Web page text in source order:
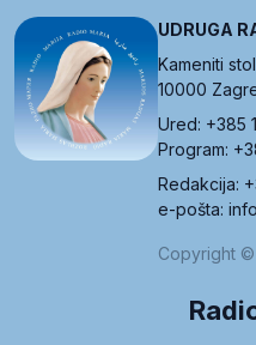
UDRUGA
Kameniti stol
10000
Ured: +385
Program:
Redakcija:
e-pošta:
Copyright ©